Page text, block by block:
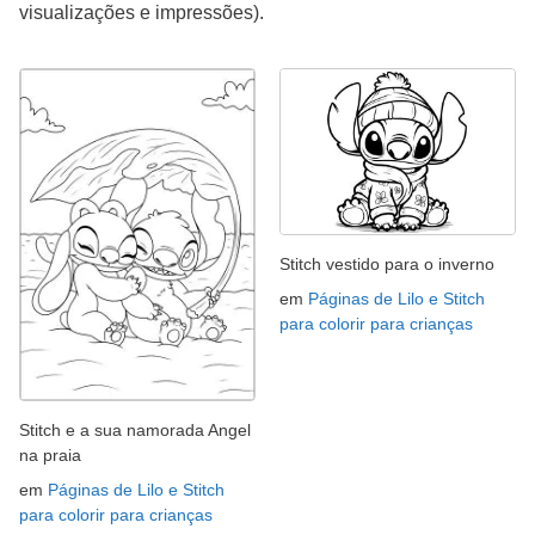
visualizações e impressões).
Stitch e a sua namorada Angel
na praia
em Páginas de Lilo e Stitch
para colorir para crianças
Stitch vestido para o inverno
em Páginas de Lilo e Stitch
para colorir para crianças